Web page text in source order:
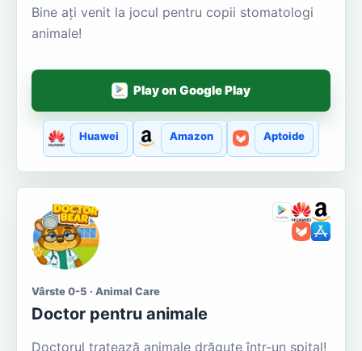
Bine ați venit la jocul pentru copii stomatologi
animale!
Play on Google Play
Huawei Amazon Aptoide
Vârste 0-5 · Animal Care
Doctor pentru animale
Doctorul tratează animale drăguțe într-un spital!